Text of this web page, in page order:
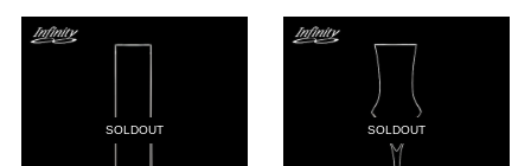
SOLDOUT SOLDOUT